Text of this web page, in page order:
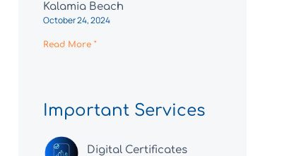
Kalamia Beach
October 24, 2024
Read More "
Important Services
Digital Certificates